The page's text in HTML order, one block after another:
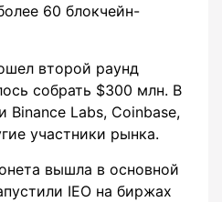
60 блокчейн-
второй раунд
собрать $300 млн. В
Binance Labs, Coinbase,
участники рынка.
вышла в основной
IEO на биржах